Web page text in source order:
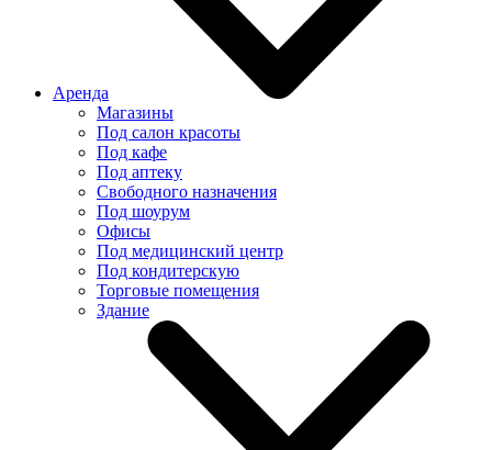
Аренда
Магазины
Под салон красоты
Под кафе
Под аптеку
Свободного назначения
Под шоурум
Офисы
Под медицинский центр
Под кондитерскую
Торговые помещения
Здание